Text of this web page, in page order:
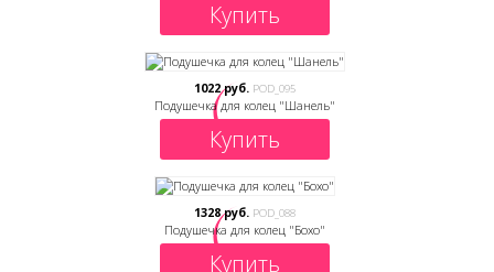
Купить
1022 руб. POD_095
Подушечка для колец "Шанель"
Купить
1328 руб. POD_088
Подушечка для колец "Бохо"
Купить